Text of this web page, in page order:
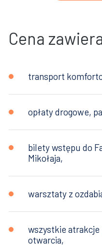
Cena
transport
opłaty drogowe,
bilety wstępu do
Mikołaja,
warsztaty z
wszystkie atrakcje
otwarcia,